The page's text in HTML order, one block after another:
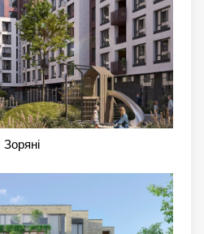
Зоряні